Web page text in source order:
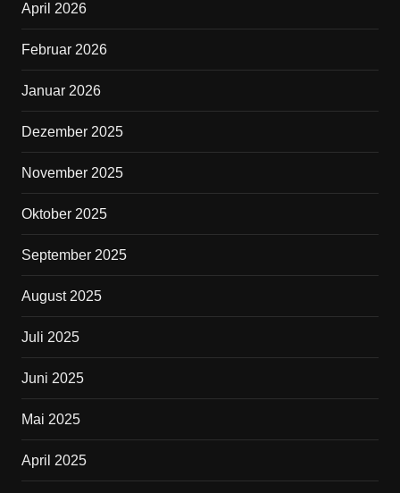
o
o
k
April 2026
Februar 2026
Januar 2026
Dezember 2025
November 2025
Oktober 2025
September 2025
August 2025
Juli 2025
Juni 2025
Mai 2025
April 2025